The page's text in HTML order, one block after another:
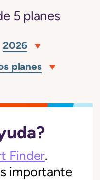
5 planes
2026
planes
Finder.
importante